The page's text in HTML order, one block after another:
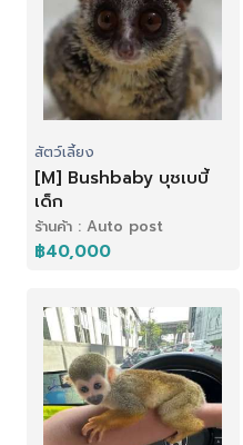
สัตว์เลี้ยง
[M] Bushbaby บุชเบบี้
เด็ก
ร้านค้า : Auto post
฿40,000